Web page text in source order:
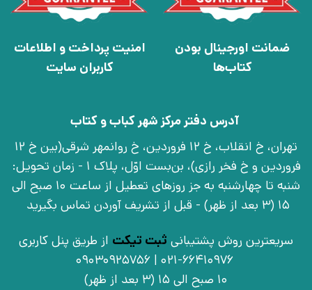
ضمانت اورجینال بودن
کتاب‌ها
امنیت پرداخت و اطلاعات
کاربران سایت
آدرس دفتر مرکز شهر کباب و کتاب
تهران، خ انقلاب، خ 12 فروردین، خ روانمهر شرقی(بین خ 12
فروردین و خ فخر رازی)، بن‌بست اوّل، پلاک 1 - زمان تحویل:
شنبه تا چهارشنبه به جز روزهای تعطیل از ساعت 10 صبح الی
15 (3 بعد از ظهر) - قبل از تشریف آوردن تماس بگیرید
سریعترین روش پشتیبانی ثبت تیکت از طریق پنل کاربری
021-66410976 | 09030925756
10 صبح الی 15 (3 بعد از ظهر)